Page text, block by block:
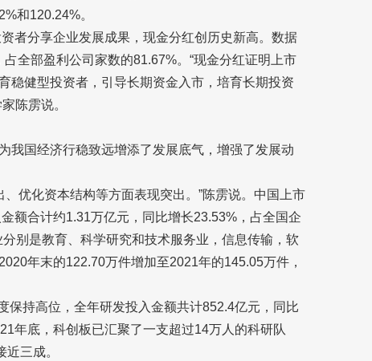
和120.24%。
者分享企业发展成果，现金分红创历史新高。数据
全部盈利公司家数的81.67%。“现金分红证明上市
稳健型投资者，引导长期资金入市，培育长期投资
陈雳说。
我国经济行稳致远增添了发展底气，增强了发展动
优化资本结构等方面表现突出。”陈雳说。中国上市
额合计约1.31万亿元，同比增长23.53%，占全国企
别是教育、科学研究和技术服务业，信息传输，软
年末的122.70万件增加至2021年的145.05万件，
保持高位，全年研发投入金额共计852.4亿元，同比
年底，科创板已汇聚了一支超过14万人的科研队
三成。